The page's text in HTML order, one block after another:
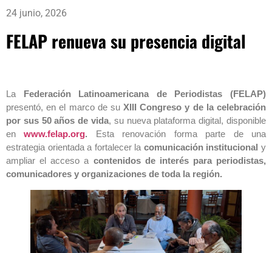
24 junio, 2026
FELAP renueva su presencia digital
La Federación Latinoamericana de Periodistas (FELAP)
presentó, en el marco de suXIII Congreso y de la celebración
por sus 50 años de vida, su nueva plataforma digital, disponible
enwww.felap.org. Esta renovación forma parte de una
estrategia orientada a fortalecer la comunicación institucional y
ampliar el acceso a contenidos de interés para periodistas,
comunicadores y organizaciones de toda la región.